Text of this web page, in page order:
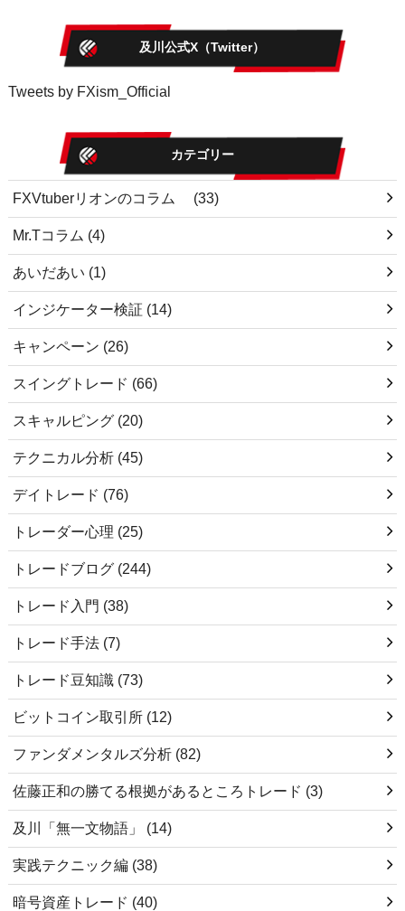
及川公式X（Twitter）
Tweets by FXism_Official
カテゴリー
FXVtuberリオンのコラム (33)
Mr.Tコラム (4)
あいだあい (1)
インジケーター検証 (14)
キャンペーン (26)
スイングトレード (66)
スキャルピング (20)
テクニカル分析 (45)
デイトレード (76)
トレーダー心理 (25)
トレードブログ (244)
トレード入門 (38)
トレード手法 (7)
トレード豆知識 (73)
ビットコイン取引所 (12)
ファンダメンタルズ分析 (82)
佐藤正和の勝てる根拠があるところトレード (3)
及川「無一文物語」 (14)
実践テクニック編 (38)
暗号資産トレード (40)